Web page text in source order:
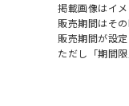
掲載画像はイ
販売期間はそ
販売期間が設
ただし「期間